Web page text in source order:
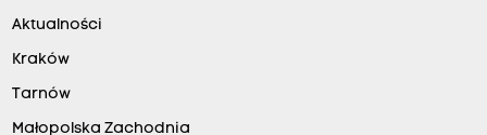
Aktualności
Kraków
Tarnów
Małopolska Zachodnia